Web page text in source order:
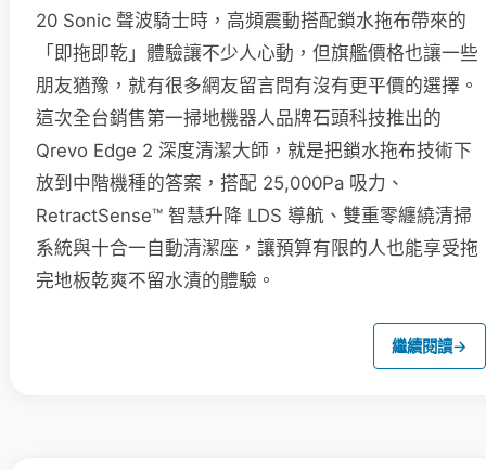
20 Sonic 聲波騎士時，高頻震動搭配鎖水拖布帶來的
「即拖即乾」體驗讓不少人心動，但旗艦價格也讓一些
朋友猶豫，就有很多網友留言問有沒有更平價的選擇。
這次全台銷售第一掃地機器人品牌石頭科技推出的
Qrevo Edge 2 深度清潔大師，就是把鎖水拖布技術下
放到中階機種的答案，搭配 25,000Pa 吸力、
RetractSense™ 智慧升降 LDS 導航、雙重零纏繞清掃
系統與十合一自動清潔座，讓預算有限的人也能享受拖
完地板乾爽不留水漬的體驗。
繼續閱讀→